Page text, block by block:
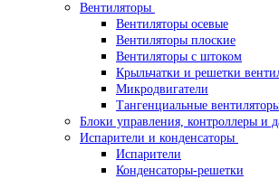
Вентиляторы
Вентиляторы осевые
Вентиляторы плоские
Вентиляторы с штоком
Крыльчатки и решетки
Микродвигатели
Тангенциальные
Блоки управления, контроллеры и
Испарители и конденсаторы
Испарители
Конденсаторы-решетки